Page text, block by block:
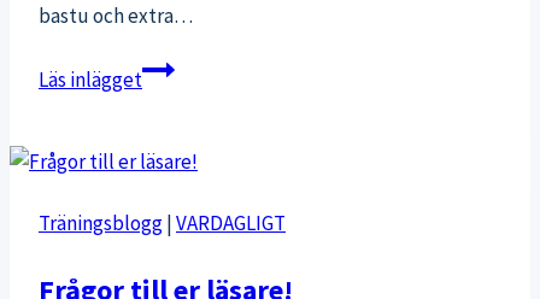
bastu och extra…
Läs inläggetLägenhet
av
uthyres
Träningsblogg|VARDAGLIGT
Frågor till er läsare!